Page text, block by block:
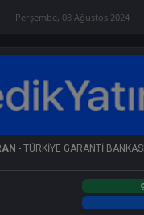
Perşembe, 08 Ağustos 2024
- TÜRKİYE GARANTİ